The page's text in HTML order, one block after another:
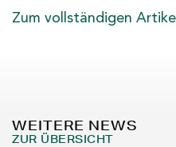
Zum vollständigen
WEITERE NEWS
ZUR ÜBERSICHT